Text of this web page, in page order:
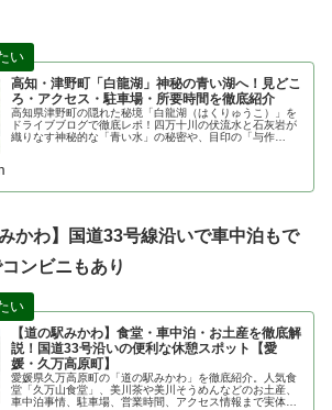
高知・津野町「白龍湖」神秘の青い湖へ！見どこ
ろ・アクセス・駐車場・所要時間を徹底紹介
高知県津野町の隠れた秘境「白龍湖（はくりゅうこ）」を
ドライブブログで徹底レポ！四万十川の伏流水と石灰岩が
織りなす神秘的な「青い水」の秘密や、目印の「与作
かわ】国道33号線沿いで車中泊もで
ンビニもあり
【道の駅みかわ】食堂・車中泊・お土産を徹底解
説！国道33号沿いの便利な休憩スポット【愛
媛・久万高原町】
愛媛県久万高原町の「道の駅みかわ」を徹底紹介。人気食
堂「久万山食堂」、美川茶や美川そうめんなどのお土産、
車中泊事情、駐車場、営業時間、アクセス情報まで実体験